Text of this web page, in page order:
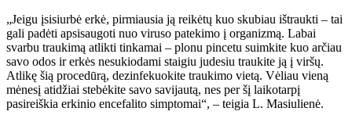
„Jeigu įsisiurbė erkė, pirmiausia ją reikėtų kuo skubiau ištraukti – tai
gali padėti apsisaugoti nuo viruso patekimo į organizmą. Labai
svarbu traukimą atlikti tinkamai – plonu pincetu suimkite kuo arčiau
savo odos ir erkės nesukiodami staigiu judesiu traukite ją į viršų.
Atlikę šią procedūrą, dezinfekuokite traukimo vietą. Vėliau vieną
mėnesį atidžiai stebėkite savo savijautą, nes per šį laikotarpį
pasireiškia erkinio encefalito simptomai“, – teigia L. Masiulienė.